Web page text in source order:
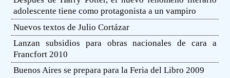
adolescente tiene como protagonista a un vampiro
Nuevos textos de Julio Cortázar
Lanzan subsidios para obras nacionales de cara a
Francfort 2010
Buenos Aires se prepara para la Feria del Libro 2009